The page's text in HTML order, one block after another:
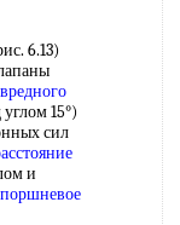
6.13)
вредного
15°)
сил
и
поршневое